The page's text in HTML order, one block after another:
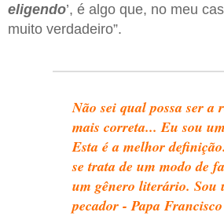
eligendo’, é algo que, no meu
muito verdadeiro”.
Não sei qual possa ser a
mais correta... Eu sou
Esta é a melhor
se trata de um modo de
um gênero literário. Sou
pecador - Papa Francisco